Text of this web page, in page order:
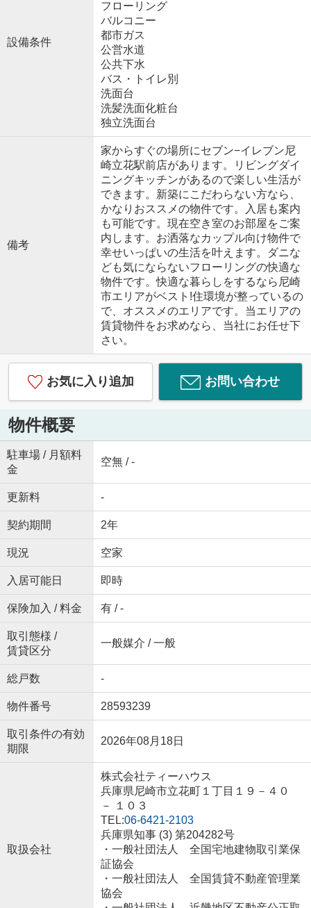
設備条件
フローリング
バルコニー
都市ガス
公営水道
公共下水
バス・トイレ別
洗面台
洗髪洗面化粧台
独立洗面台
備考
家からすぐの場所にセブン−イレブン尼
崎立花駅前店があります。リビングダイ
ニングキッチンがあるので楽しい生活が
できます。新築にこだわらない方なら、
かなりおススメの物件です。入居も案内
も可能です。現在空き室のお部屋をご案
内します。お洒落なカップル向け物件で
幸せいっぱいの生活を叶えます。ダニな
ども気にならないフローリングの快適な
物件です。快適な暮らしをするなら尼崎
市エリアがベスト!住環境が整っているの
で、オススメのエリアです。当エリアの
賃貸物件をお求めなら、当社にお任せ下
さい。
お気に入り追加 お問い合わせ
物件概要
駐車場 / 月額料
金
空無 / -
更新料 -
契約期間 2年
現況 空家
入居可能日 即時
保険加入 / 料金 有 / -
取引態様 /
賃貸区分
一般媒介 / 一般
総戸数 -
物件番号 28593239
取引条件の有効
期限
2026年08月18日
取扱会社
株式会社ティーハウス
兵庫県尼崎市立花町１丁目１９－４０
－ １０３
TEL:06-6421-2103
兵庫県知事 (3) 第204282号
・一般社団法人 全国宅地建物取引業保
証協会
・一般社団法人 全国賃貸不動産管理業
協会